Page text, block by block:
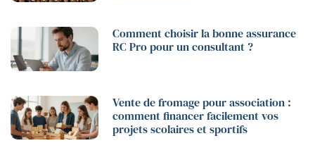
Comment choisir la bonne assurance
RC Pro pour un consultant ?
Vente de fromage pour association :
comment financer facilement vos
projets scolaires et sportifs